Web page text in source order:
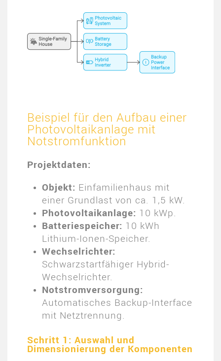
Beispiel für den Aufbau einer
Photovoltaikanlage mit
Notstromfunktion
Projektdaten:
Objekt: Einfamilienhaus mit
einer Grundlast von ca. 1,5 kW.
Photovoltaikanlage: 10 kWp.
Batteriespeicher: 10 kWh
Lithium-Ionen-Speicher.
Wechselrichter:
Schwarzstartfähiger Hybrid-
Wechselrichter.
Notstromversorgung:
Automatisches Backup-Interface
mit Netztrennung.
Schritt 1: Auswahl und
Dimensionierung der Komponenten